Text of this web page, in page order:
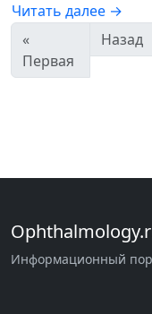
Читать далее →
«
Первая
Назад
Информационный